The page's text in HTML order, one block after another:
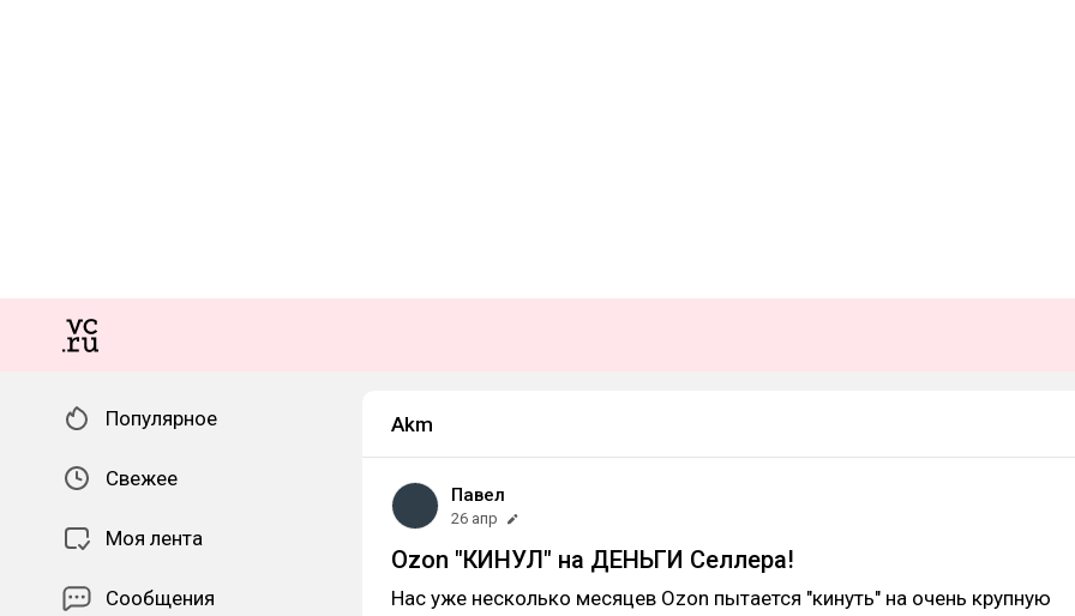
Популярное
Свежее
Моя лента
Сообщения
Akm
Павел
26 апр
Ozon "КИНУЛ" на ДЕНЬГИ Селлера!
Нас уже несколько месяцев Ozon пытается "кинуть" на очень крупную